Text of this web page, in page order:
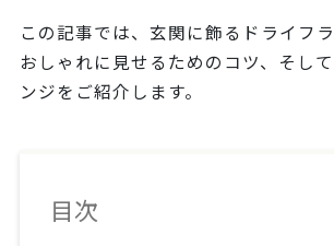
この記事では、玄関に飾るドライフラ
おしゃれに見せるためのコツ、そし
ンジをご紹介します。
目次